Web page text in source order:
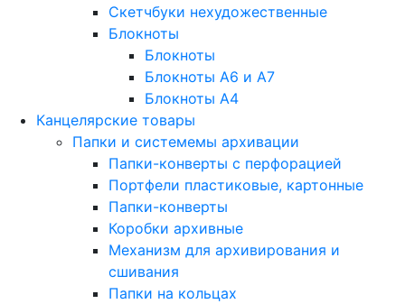
Скетчбуки нехудожественные
Блокноты
Блокноты
Блокноты A6 и A7
Блокноты A4
Канцелярские товары
Папки и системемы архивации
Папки-конверты с перфорацией
Портфели пластиковые, картонные
Папки-конверты
Коробки архивные
Механизм для архивирования и
сшивания
Папки на кольцах